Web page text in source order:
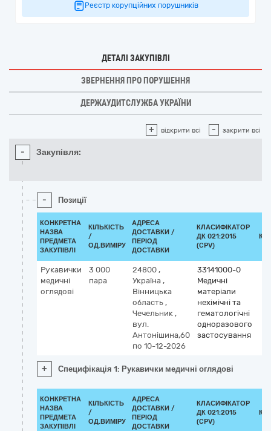
Реєстр корупційних порушників
ДЕТАЛІ ЗАКУПІВЛІ
ЗВЕРНЕННЯ ПРО ПОРУШЕННЯ
ДЕРЖАУДИТСЛУЖБА УКРАЇНИ
+ відкрити всі - закрити всі
- Закупівля:
- Позиції
КОНКРЕТНА
НАЗВА
ПРЕДМЕТА
ЗАКУПІВЛІ
КІЛЬКІСТЬ
/
ОД.ВИМІРУ
АДРЕСА
ДОСТАВКИ /
ПЕРІОД
ДОСТАВКИ
КЛАСИФІКАТОР
ДК 021:2015
(CPV)
Рукавички
медичні
оглядові
3 000
пара
24800 ,
Україна ,
Вінницька
область ,
Чечельник ,
вул.
Антонішина,60
по 10-12-2026
33141000-0
Медичні
матеріали
нехімічні та
гематологічні
одноразового
застосування
+ Специфікація 1: Рукавички медичні оглядові
КОНКРЕТНА
НАЗВА
ПРЕДМЕТА
ЗАКУПІВЛІ
КІЛЬКІСТЬ
/
ОД.ВИМІРУ
АДРЕСА
ДОСТАВКИ /
ПЕРІОД
ДОСТАВКИ
КЛАСИФІКАТОР
ДК 021:2015
(CPV)